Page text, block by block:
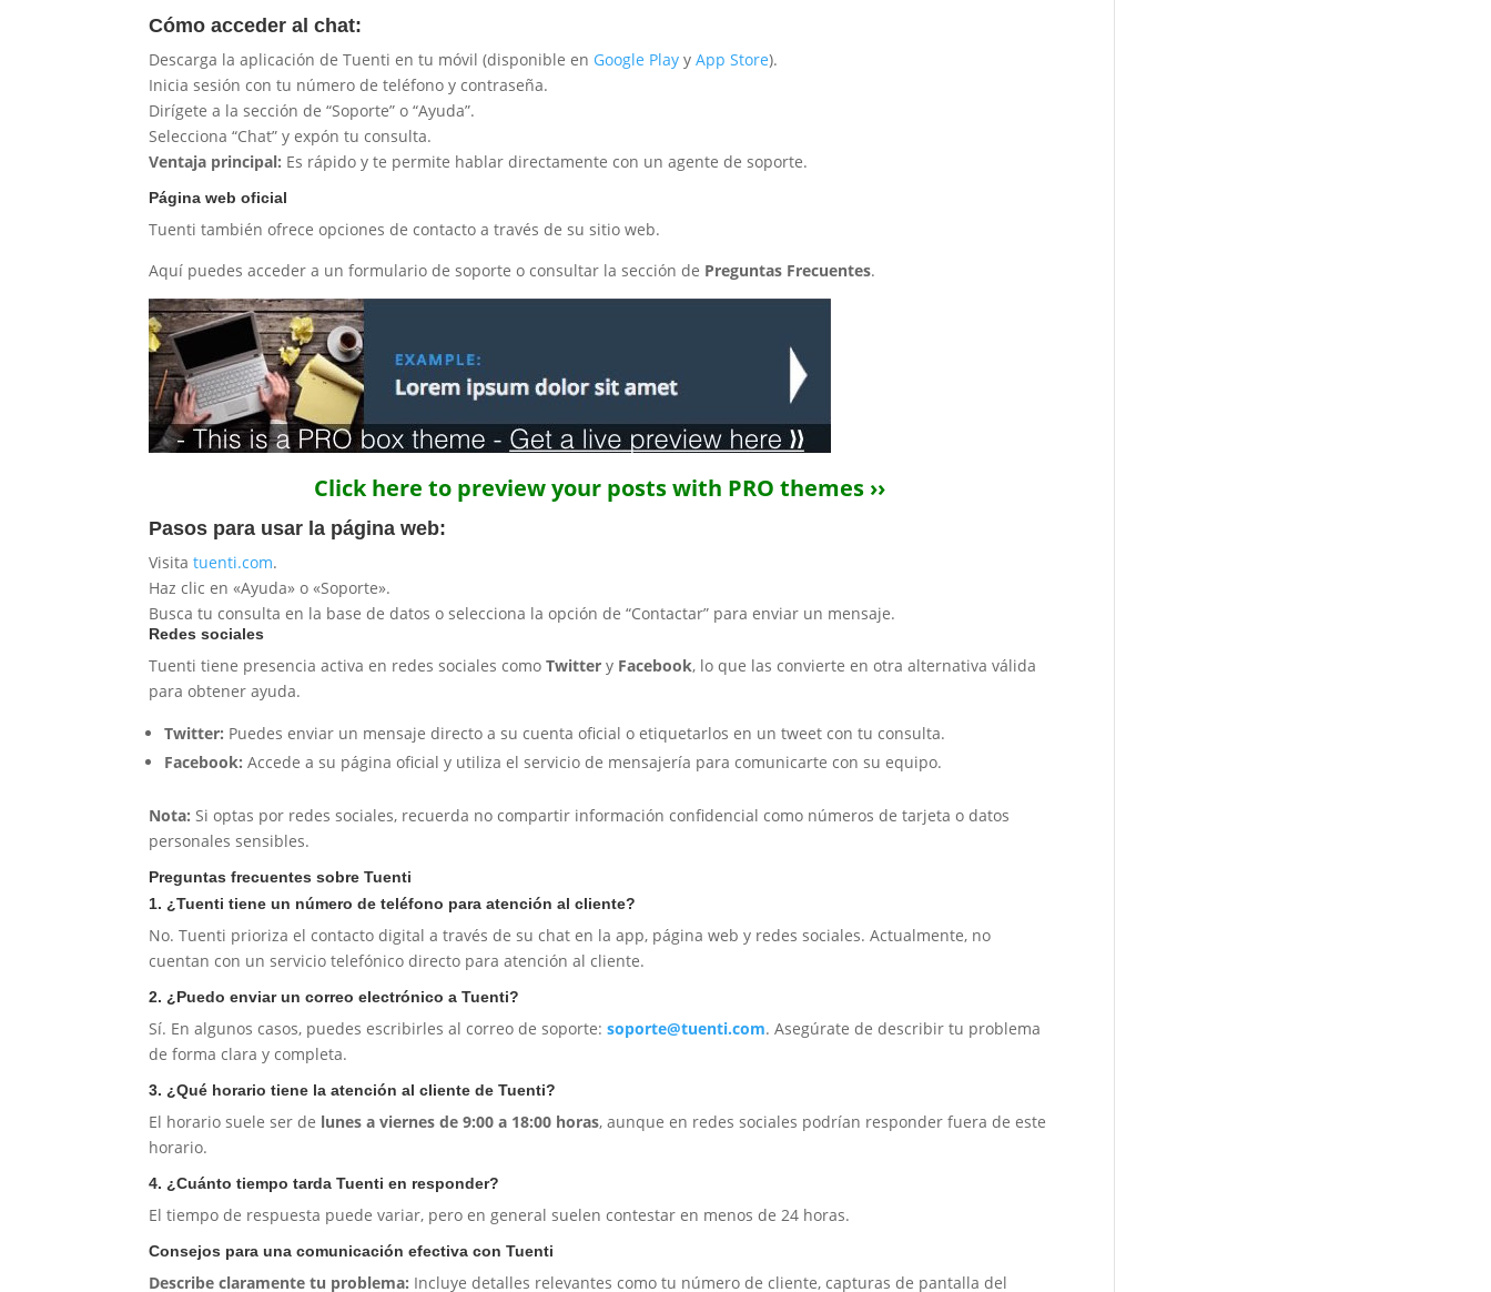
Cómo acceder al chat:
Descarga la aplicación de Tuenti en tu móvil (disponible en Google Play yApp Store).
Inicia sesión con tu número de teléfono y contraseña.
Dirígete a la sección de “Soporte” o “Ayuda”.
Selecciona “Chat” y expón tu consulta.
Ventaja principal: Es rápido y te permite hablar directamente con un agente de soporte.
Página web oficial
Tuenti también ofrece opciones de contacto a través de su sitio web.
Aquí puedes acceder a un formulario de soporte o consultar la sección de Preguntas Frecuentes.
Click here to preview your posts with PRO themes ››
Pasos para usar la página web:
Visitatuenti.com.
Haz clic en «Ayuda» o «Soporte».
Busca tu consulta en la base de datos o selecciona la opción de “Contactar” para enviar un mensaje.
Redes sociales
Tuenti tiene presencia activa en redes sociales comoTwitter y Facebook, lo que las convierte en otra alternativa válida
para obtener ayuda.
Twitter: Puedes enviar un mensaje directo a su cuenta oficial o etiquetarlos en un tweet con tu consulta.
Facebook: Accede a su página oficial y utiliza el servicio de mensajería para comunicarte con su equipo.
Nota: Si optas por redes sociales, recuerda no compartir información confidencial como números de tarjeta o datos
personales sensibles.
Preguntas frecuentes sobre Tuenti
1. ¿Tuenti tiene un número de teléfono para atención al cliente?
No. Tuenti prioriza el contacto digital a través de su chat en la app, página web y redes sociales. Actualmente, no
cuentan con un servicio telefónico directo para atención al cliente.
2. ¿Puedo enviar un correo electrónico a Tuenti?
Sí. En algunos casos, puedes escribirles al correo de soporte:soporte@tuenti.com. Asegúrate de describir tu problema
de forma clara y completa.
3. ¿Qué horario tiene la atención al cliente de Tuenti?
El horario suele ser de lunes a viernes de 9:00 a 18:00 horas, aunque en redes sociales podrían responder fuera de este
horario.
4. ¿Cuánto tiempo tarda Tuenti en responder?
El tiempo de respuesta puede variar, pero en general suelen contestar en menos de 24 horas.
Consejos para una comunicación efectiva con Tuenti
Describe claramente tu problema: Incluye detalles relevantes como tu número de cliente, capturas de pantalla del